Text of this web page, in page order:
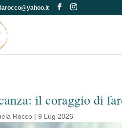
il coraggio di
Rocco |9 Lug 2026